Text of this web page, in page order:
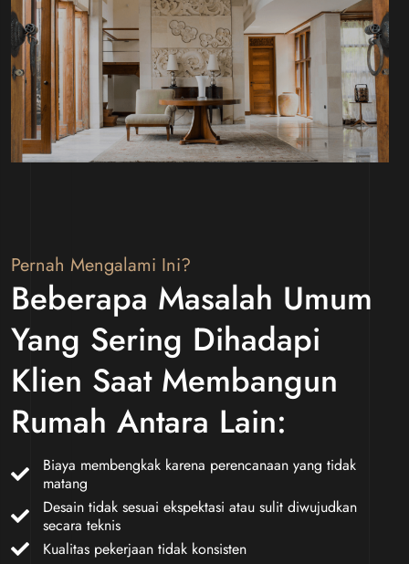
Pernah Mengalami Ini?
Beberapa Masalah Umum
Yang Sering Dihadapi
Klien Saat Membangun
Rumah Antara Lain:
Biaya membengkak karena perencanaan yang tidak
matang
Desain tidak sesuai ekspektasi atau sulit diwujudkan
secara teknis
Kualitas pekerjaan tidak konsisten